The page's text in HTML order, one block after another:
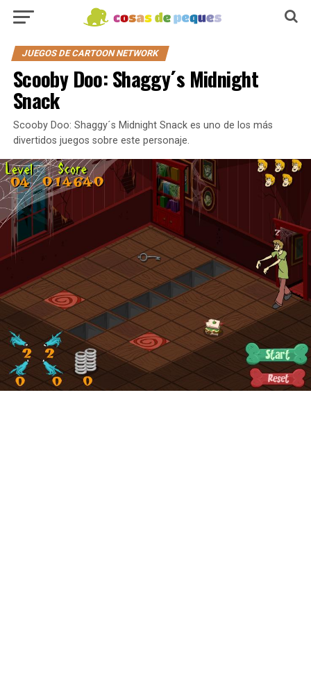
JUEGOS DE CARTOON NETWORK
Scooby Doo: Shaggy´s Midnight
Snack
Scooby Doo: Shaggy´s Midnight Snack es uno de los más
divertidos juegos sobre este personaje.